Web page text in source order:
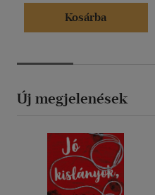
Kosárba
Új megjelenések